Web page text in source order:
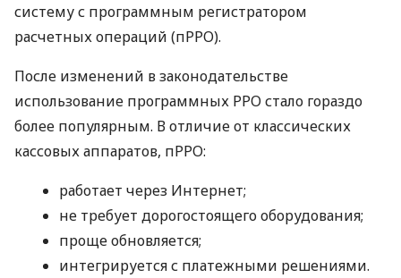
систему с программным регистратором
расчетных операций (пРРО).
После изменений в законодательстве
использование программных РРО стало гораздо
более популярным. В отличие от классических
кассовых аппаратов, пРРО:
работает через Интернет;
не требует дорогостоящего оборудования;
проще обновляется;
интегрируется с платежными решениями.